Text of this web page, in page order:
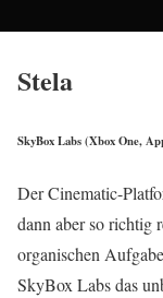
Stela
SkyBox Labs (Xbox One,
Der Cinematic-
dann aber so richtig
organischen
SkyBox Labs das